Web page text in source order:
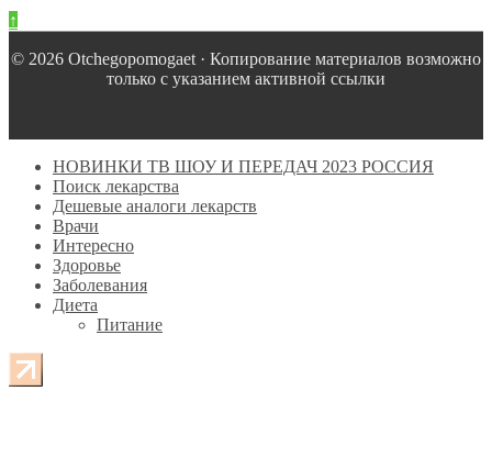
↑
© 2026 Оtchegopomogaet · Копирование материалов возможно
только с указанием активной ссылки
НОВИНКИ ТВ ШОУ И ПЕРЕДАЧ 2023 РОССИЯ
Поиск лекарства
Дешевые аналоги лекарств
Врачи
Интересно
Здоровье
Заболевания
Диета
Питание